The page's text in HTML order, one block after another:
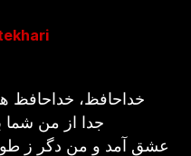
خداحافظ،
جدا از من شما
عشق آمد و من دگر ز